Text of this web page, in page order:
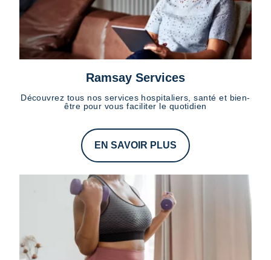
Ramsay Services
Découvrez tous nos services hospitaliers, santé et bien-
être pour vous faciliter le quotidien
EN SAVOIR PLUS